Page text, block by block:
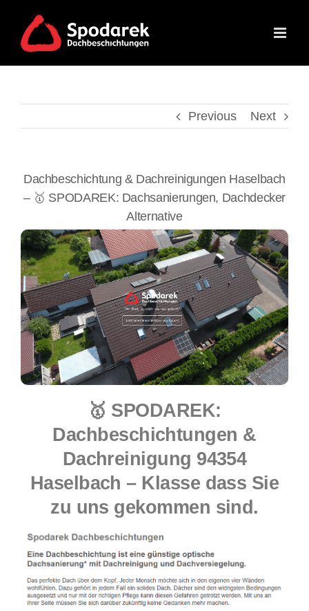
content
Previous Next
Dachbeschichtung & Dachreinigungen Haselbach
– 🥇 SPODAREK: Dachsanierungen, Dachdecker
Alternative
🥇 SPODAREK:
Dachbeschichtungen &
Dachreinigung 94354
Haselbach – Klasse dass Sie
zu uns gekommen sind.